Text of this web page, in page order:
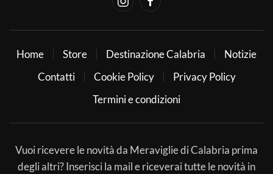
Home Store Destinazione Calabria
Notizie
Contatti
Cookie Policy
Privacy Policy
Termini e condizioni
Vuoi ricevere le novità da Meraviglie di Calabria prima
degli altri? Inserisci la mail e riceverai tutte le novità in